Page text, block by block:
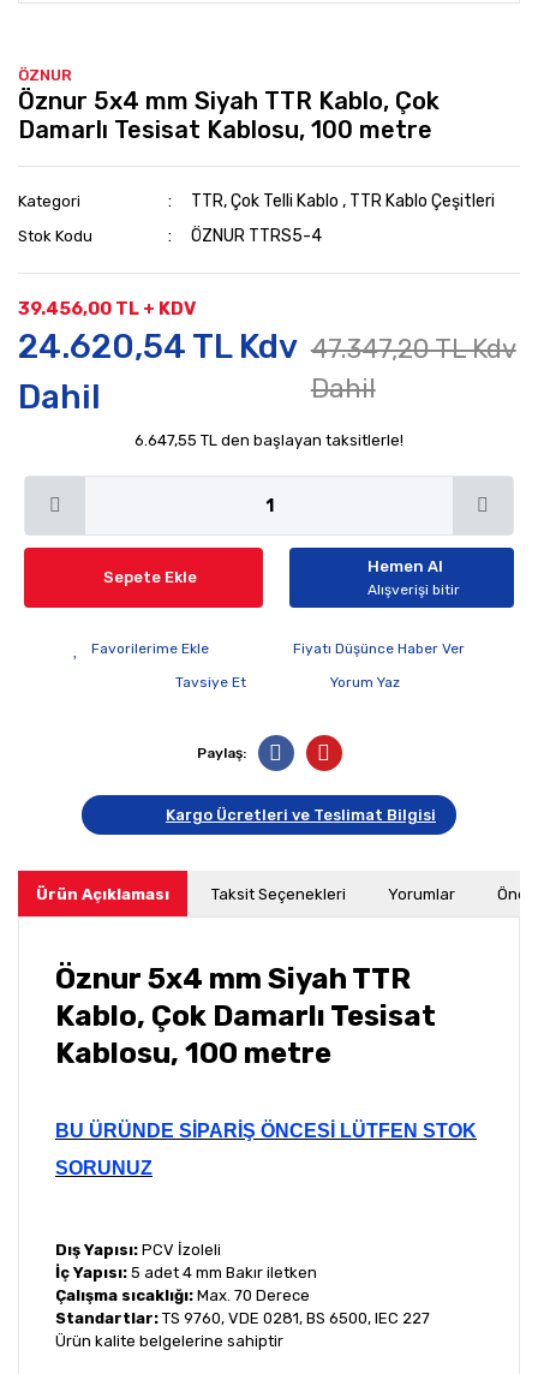
ÖZNUR
Öznur 5x4 mm Siyah TTR Kablo, Çok
Damarlı Tesisat Kablosu, 100 metre
Kategori TTR, Çok Telli Kablo , TTR Kablo Çeşitleri
Stok Kodu ÖZNUR TTRS5-4
39.456,00 TL + KDV
24.620,54 TL Kdv
Dahil
47.347,20 TL Kdv
Dahil
6.647,55 TL den başlayan taksitlerle!
Sepete Ekle
Hemen Al
Alışverişi bitir
Fiyatı Düşünce Haber Ver
Tavsiye Et
Yorum Yaz
Paylaş:
Kargo Ücretleri ve Teslimat Bilgisi
Ürün Açıklaması Taksit Seçenekleri Yorumlar
Öznur 5x4 mm Siyah TTR
Kablo, Çok Damarlı Tesisat
Kablosu, 100 metre
BU ÜRÜNDE SİPARİŞ ÖNCESİ LÜTFEN STOK
SORUNUZ
Dış Yapısı: PCV İzoleli
İç Yapısı: 5 adet 4 mm Bakır iletken
Çalışma sıcaklığı: Max. 70 Derece
Standartlar: TS 9760, VDE 0281, BS 6500, IEC 227
Ürün kalite belgelerine sahiptir